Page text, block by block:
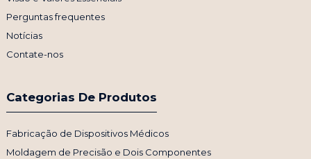
Perguntas frequentes
Notícias
Contate-nos
Categorias De Produtos
Fabricação de Dispositivos Médicos
Moldagem de Precisão e Dois Componentes